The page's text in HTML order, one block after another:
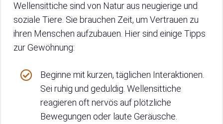
Wellensittiche sind von Natur aus neugierige und
soziale Tiere. Sie brauchen Zeit, um Vertrauen zu
ihren Menschen aufzubauen. Hier sind einige Tipps
zur Gewöhnung:
Beginne mit kurzen, täglichen Interaktionen.
Sei ruhig und geduldig. Wellensittiche
reagieren oft nervös auf plötzliche
Bewegungen oder laute Geräusche.